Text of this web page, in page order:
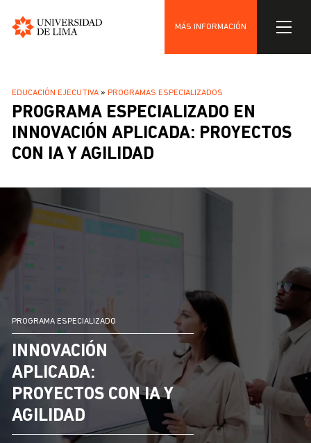
contenido
principal
MÁS INFORMACIÓN
SOBRESCRIBIR
ENLACES
DE
AYUDA
LA
NAVEGACIÓN
EDUCACIÓN EJECUTIVA PROGRAMAS ESPECIALIZADOS
PROGRAMA ESPECIALIZADO EN
INNOVACIÓN APLICADA: PROYECTOS
CON IA Y AGILIDAD
PROGRAMA ESPECIALIZADO
INNOVACIÓN
APLICADA:
PROYECTOS CON IA Y
AGILIDAD